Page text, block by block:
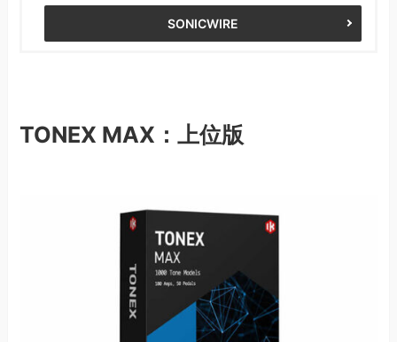
SONICWIRE
TONEX MAX：上位版